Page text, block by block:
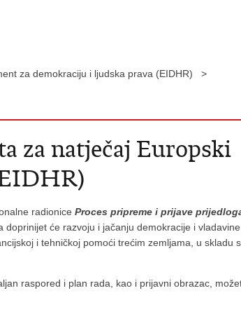
za demokraciju i ljudska prava (EIDHR) >
za natječaj Europski
radionice Proces pripreme i prijave
doprinijet će razvoju i jačanju demokracije i
i tehničkoj pomoći trećim zemljama, u skladu
raspored i plan rada, kao i prijavni obrazac,